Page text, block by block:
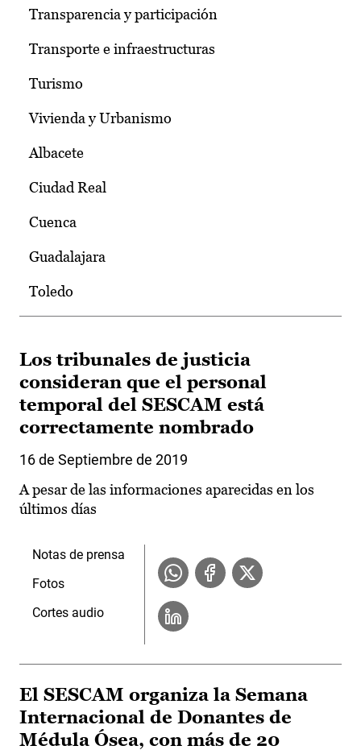
Transparencia y participación
Transporte e infraestructuras
Turismo
Vivienda y Urbanismo
Albacete
Ciudad Real
Cuenca
Guadalajara
Toledo
Los tribunales de justicia
consideran que el personal
temporal del SESCAM está
correctamente nombrado
16 de Septiembre de 2019
A pesar de las informaciones aparecidas en los
últimos días
Notas de prensa
Fotos
Cortes audio
El SESCAM organiza la Semana
Internacional de Donantes de
Médula Ósea, con más de 20